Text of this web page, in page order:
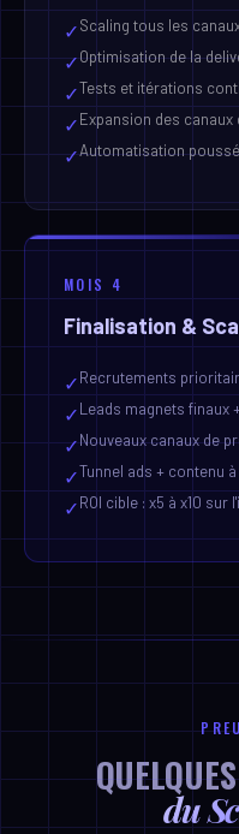
✓Expansion des canaux
✓Automatisation
Finalisation &
✓Recrutements
✓
✓Nouveaux canaux de
✓Tunnel ads + contenu à
✓ROI cible : x5 à x10 sur
QUELQUES
du
Interviews filmées — pas